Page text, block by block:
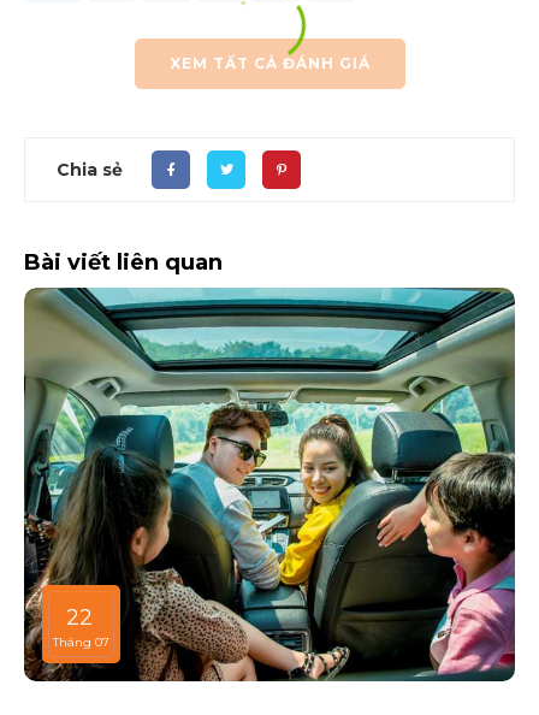
XEM TẤT CẢ ĐÁNH GIÁ
Chia sẻ
Bài viết liên quan
22
Tháng 07